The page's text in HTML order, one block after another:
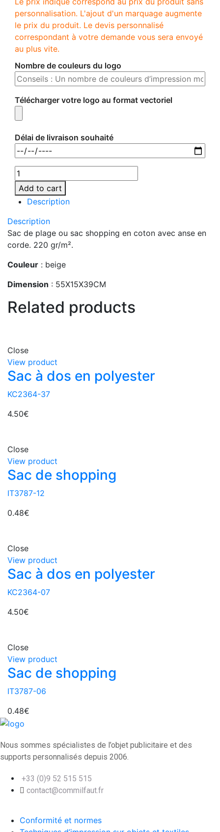
personnalisation. L'ajout d'un marquage augmente
le prix du produit. Le devis personnalisé
correspondant à votre demande vous sera envoyé
au plus vite.
Nombre de couleurs du logo
Télécharger votre logo au format vectoriel
Délai de livraison souhaité
MO9813-
13
quantity
Add to cart
Description
Description
Sac de plage ou sac shopping en coton avec anse en
corde. 220 gr/m².
Couleur : beige
Dimension : 55X15X39CM
Related products
Close
View product
Sac à dos en polyester
KC2364-37
4.50€
Close
View product
Sac de shopping
IT3787-12
0.48€
Close
View product
Sac à dos en polyester
KC2364-07
4.50€
Close
View product
Sac de shopping
IT3787-06
0.48€
Nous sommes spécialistes de l’objet publicitaire et des
supports personnalisés depuis 2006.
+33 (0)9 52 515 515
contact@commilfaut.fr
Conformité et normes